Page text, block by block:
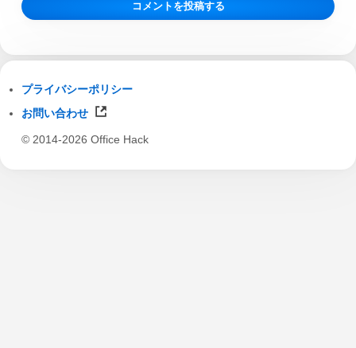
プライバシーポリシー
お問い合わせ
© 2014-2026 Office Hack